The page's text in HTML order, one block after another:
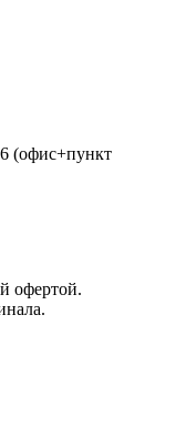
(офис+пункт
офертой.